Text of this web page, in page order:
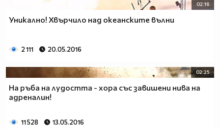
02:16
Уникално! Хвърчило над океанските вълни
2 111 20.05.2016
02:25
На ръба на лудостта - хора със завишени нива на
адреналин!
11 528 13.05.2016